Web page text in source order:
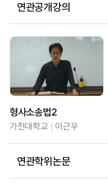
연관공개강의
형사소송법2
가천대학교 이근우
연관학위논문